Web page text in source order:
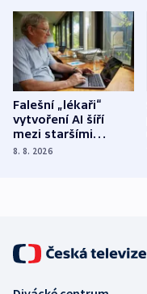
Falešní „lékaři“
vytvoření AI šíří
mezi staršími
Poláky nebezpečné
8. 8. 2026